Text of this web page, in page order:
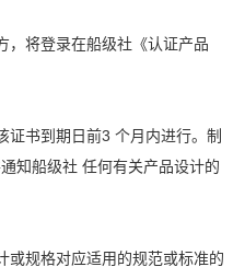
，将登录在船级社《认证产品
证书到期日前3 个月内进行。制
知船级社 任何有关产品设计的
或规格对应适用的规范或标准的